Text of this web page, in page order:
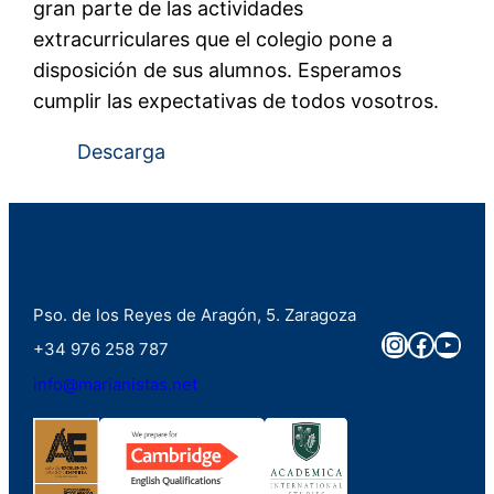
gran parte de las actividades
extracurriculares que el colegio pone a
disposición de sus alumnos. Esperamos
cumplir las expectativas de todos vosotros.
Descarga
Pso. de los Reyes de Aragón, 5. Zaragoza
+34 976 258 787
info@marianistas.net